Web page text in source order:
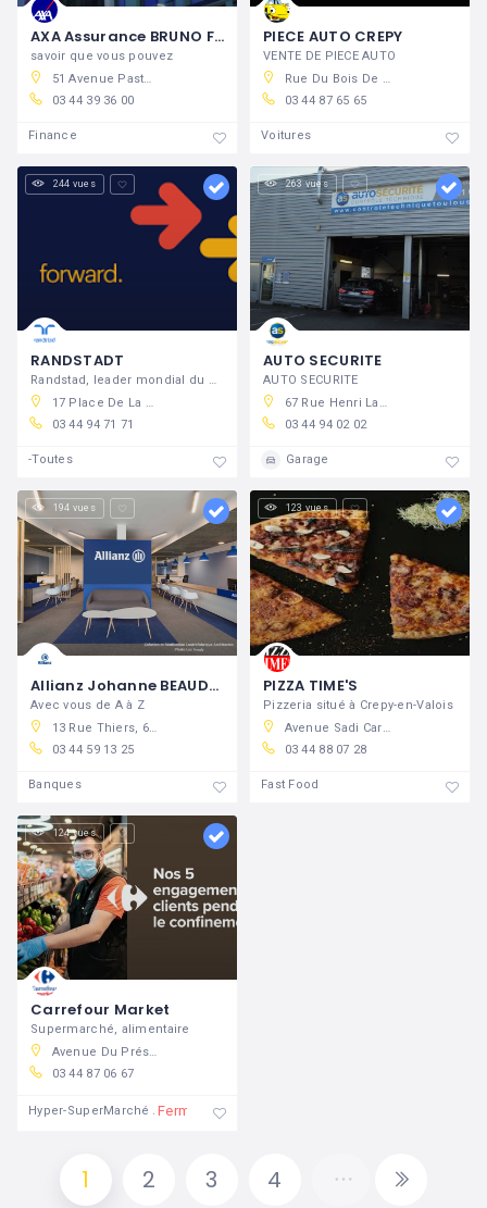
AXA Assurance BRUNO FORTIER
savoir que vous pouvez
51 Avenue Pasteur, 60800 Crépy-en-Valois, France
03 44 39 36 00
Finance
PIECE AUTO CREPY
VENTE DE PIECE AUTO
Rue Du Bois De Tillet, 60800 Crépy-en-Valois, France
03 44 87 65 65
Voitures
244 vues
RANDSTADT
Randstad, leader mondial du conseil en
17 Place De La République, 60800 Crépy-en-Valois, France
03 44 94 71 71
-Toutes
263 vues
AUTO SECURITE
AUTO SECURITE
67 Rue Henri Laroche, 60800 Crépy-en-Valois, France
03 44 94 02 02
Garage
194 vues
Allianz Johanne BEAUDRY
Avec vous de A à Z
13 Rue Thiers, 60800 Crépy-en-Valois, France
03 44 59 13 25
Banques
123 vues
PIZZA TIME'S
Pizzeria situé à Crepy-en-Valois
Avenue Sadi Carnot, 60800 Crépy-en-Valois, France
03 44 88 07 28
Fast Food
124 vues
Carrefour Market
Supermarché, alimentaire
Avenue Du Président John Kennedy, 60800 Crépy-en-Valois, France
03 44 87 06 67
Hyper-SuperMarché Fermé
1 2 3 4